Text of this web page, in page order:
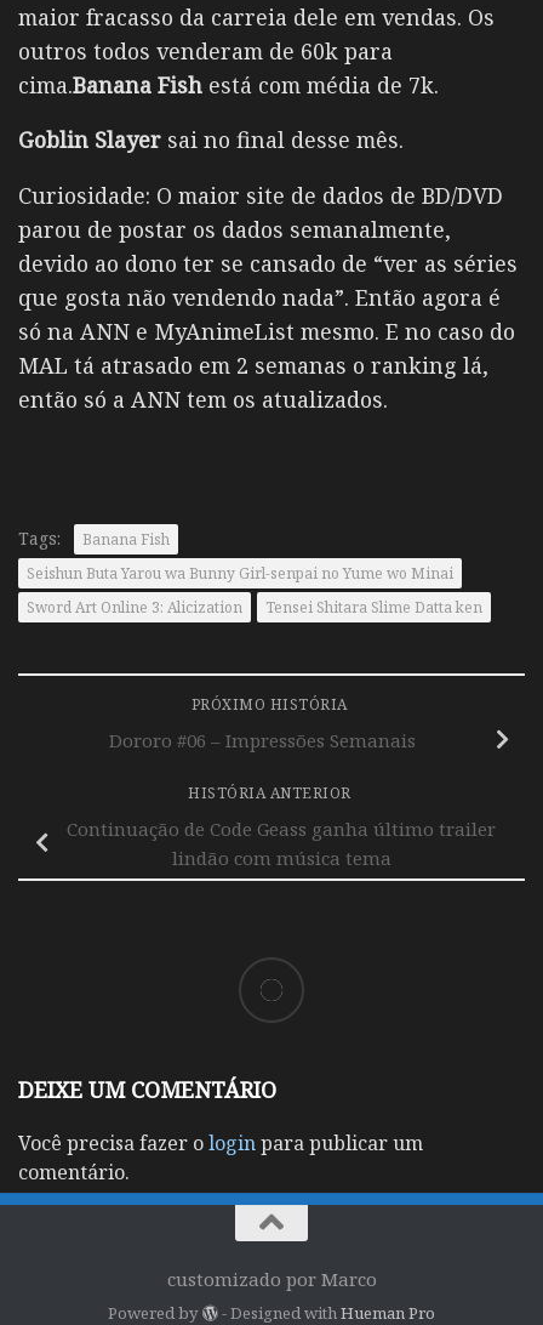
maior fracasso da carreia dele em vendas. Os
outros todos venderam de 60k para
cima.Banana Fish está com média de 7k.
Goblin Slayer sai no final desse mês.
Curiosidade: O maior site de dados de BD/DVD
parou de postar os dados semanalmente,
devido ao dono ter se cansado de “ver as séries
que gosta não vendendo nada”. Então agora é
só na ANN e MyAnimeList mesmo. E no caso do
MAL tá atrasado em 2 semanas o ranking lá,
então só a ANN tem os atualizados.
Tags:
Banana Fish
Seishun Buta Yarou wa Bunny Girl-senpai no Yume wo Minai
Sword Art Online 3: Alicization
Tensei Shitara Slime Datta ken
PRÓXIMO HISTÓRIA
Dororo #06 – Impressões Semanais
HISTÓRIA ANTERIOR
Continuação de Code Geass ganha último trailer
lindão com música tema
DEIXE UM COMENTÁRIO
Você precisa fazer ologinpara publicar um
comentário.
customizado por Marco
Powered by - Designed withHueman Pro